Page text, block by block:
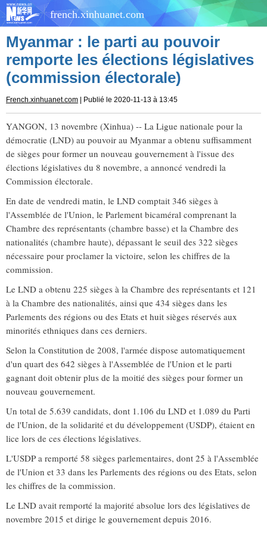
french.xinhuanet.com
Myanmar : le parti au pouvoir
remporte les élections législatives
(commission électorale)
French.xinhuanet.com | Publié le 2020-11-13 à 13:45
YANGON, 13 novembre (Xinhua) -- La Ligue nationale pour la
démocratie (LND) au pouvoir au Myanmar a obtenu suffisamment
de sièges pour former un nouveau gouvernement à l'issue des
élections législatives du 8 novembre, a annoncé vendredi la
Commission électorale.
En date de vendredi matin, le LND comptait 346 sièges à
l'Assemblée de l'Union, le Parlement bicaméral comprenant la
Chambre des représentants (chambre basse) et la Chambre des
nationalités (chambre haute), dépassant le seuil des 322 sièges
nécessaire pour proclamer la victoire, selon les chiffres de la
commission.
Le LND a obtenu 225 sièges à la Chambre des représentants et 121
à la Chambre des nationalités, ainsi que 434 sièges dans les
Parlements des régions ou des Etats et huit sièges réservés aux
minorités ethniques dans ces derniers.
Selon la Constitution de 2008, l'armée dispose automatiquement
d'un quart des 642 sièges à l'Assemblée de l'Union et le parti
gagnant doit obtenir plus de la moitié des sièges pour former un
nouveau gouvernement.
Un total de 5.639 candidats, dont 1.106 du LND et 1.089 du Parti
de l'Union, de la solidarité et du développement (USDP), étaient en
lice lors de ces élections législatives.
L'USDP a remporté 58 sièges parlementaires, dont 25 à l'Assemblée
de l'Union et 33 dans les Parlements des régions ou des Etats, selon
les chiffres de la commission.
Le LND avait remporté la majorité absolue lors des législatives de
novembre 2015 et dirige le gouvernement depuis 2016.